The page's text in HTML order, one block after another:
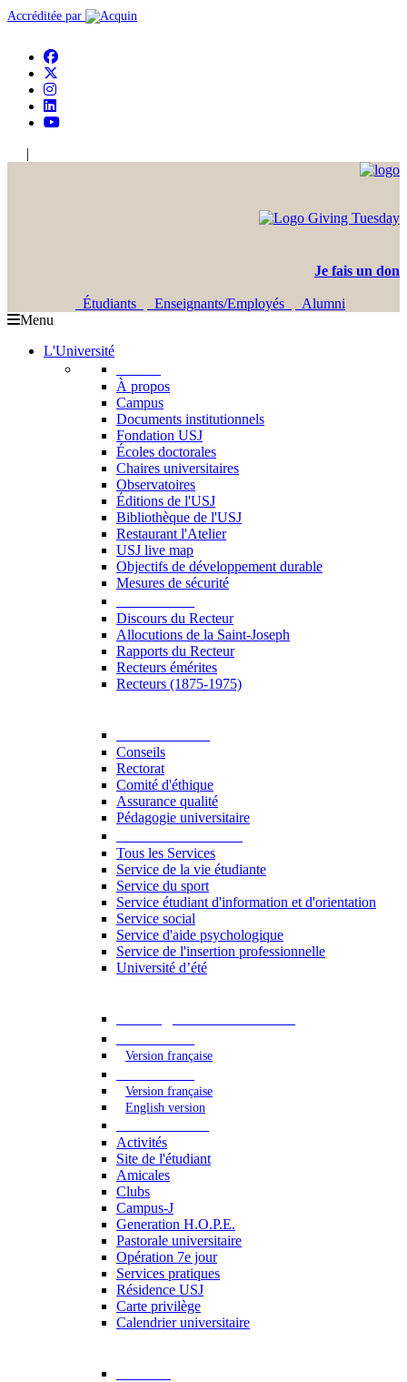
Accréditée par
|
Je fais un don
Étudiants Enseignants/Employés
Alumni
Menu
L'Université
À propos
Campus
Documents institutionnels
Fondation USJ
Écoles doctorales
Chaires universitaires
Observatoires
Éditions de l'USJ
Bibliothèque de l'USJ
Restaurant l'Atelier
USJ live map
Objectifs de développement durable
Mesures de sécurité
Discours du Recteur
Allocutions de la Saint-Joseph
Rapports du Recteur
Recteurs émérites
Recteurs (1875-1975)
Conseils
Rectorat
Comité d'éthique
Assurance qualité
Pédagogie universitaire
Tous les Services
Service de la vie étudiante
Service du sport
Service étudiant d'information et d'orientation
Service social
Service d'aide psychologique
Service de l'insertion professionnelle
Université d’été
Version française
Version française
English version
Activités
Site de l'étudiant
Amicales
Clubs
Campus-J
Generation H.O.P.E.
Pastorale universitaire
Opération 7e jour
Services pratiques
Résidence USJ
Carte privilège
Calendrier universitaire